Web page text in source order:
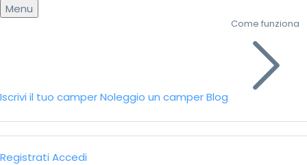
Menu
Iscrivi il tuo camperNoleggio un camperBlog
Come funziona
Registrati Accedi